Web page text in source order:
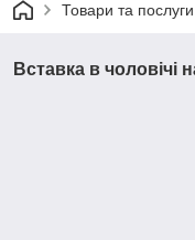
Товари та послуги
Вставка в чоловічі